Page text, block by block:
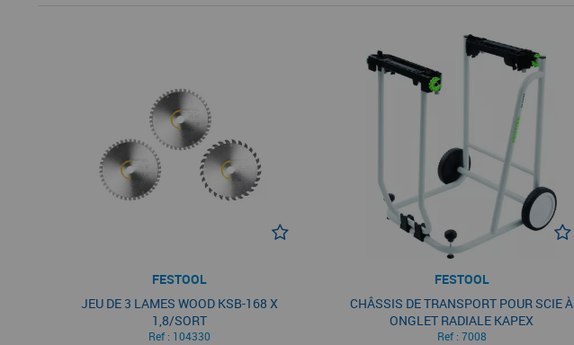
FESTOOL
JEU DE 3 LAMES WOOD KSB-168 X
1,8/SORT
Ref : 104330
FESTOOL
CHÂSSIS DE TRANSPORT POUR SCIE À
ONGLET RADIALE KAPEX
Ref : 7008